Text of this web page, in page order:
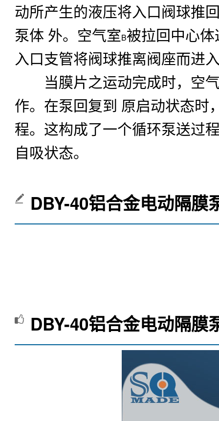
动所产生的液压将入口阀球推
泵体 外。空气室B被拉回中心
入口支管将阀球推离阀座而进
当膜片之运动完成时，空气
作。在泵回复到 原启动状态时
程。这构成了一个循环泵送过
自吸状态。
DBY-40铝合金电动隔膜
DBY-40铝合金电动隔膜